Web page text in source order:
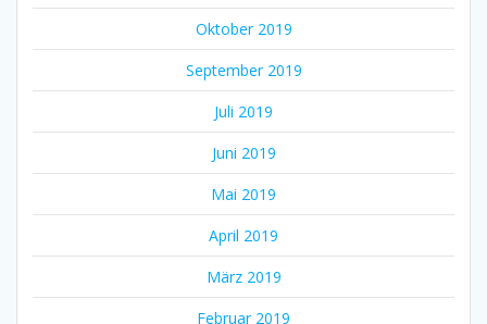
Oktober 2019
September 2019
Juli 2019
Juni 2019
Mai 2019
April 2019
März 2019
Februar 2019